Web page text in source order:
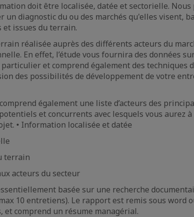
doit être localisée, datée et sectorielle. Nous
un diagnostic du ou des marchés qu'elles visent,
issues du terrain.
réalisée auprès des différents acteurs du
En effet, l’étude vous fournira des données
et comprend également des techniques
des possibilités de développement de votre
également une liste d’acteurs des
et concurrents avec lesquels vous aurez
• Information localisée et datée
terrain
acteurs du secteur
basée sur une recherche
10 entretiens). Le rapport est remis sous word
et comprend un résume managérial.